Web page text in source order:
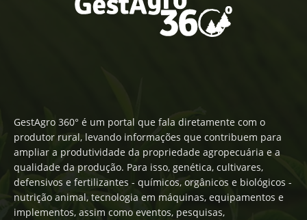
GestAgro 360° é um portal que fala diretamente com o
produtor rural, levando informações que contribuem para
ampliar a produtividade da propriedade agropecuária e a
qualidade da produção. Para isso, genética, cultivares,
defensivos e fertilizantes - químicos, orgânicos e biológicos -
nutrição animal, tecnologia em máquinas, equipamentos e
implementos, assim como eventos, pesquisas,